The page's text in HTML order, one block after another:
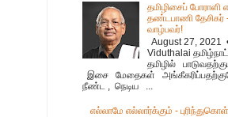
தமிழிசைப் போராளி
தண்டபாணி தேசிகர்
வாழ்பவர்!
August 27, 2021
Viduthalai
தமிழில்
இசை மேதைகள்
நீண்ட , நெடிய ...
எல்லாமே எல்லார்க்கும் -